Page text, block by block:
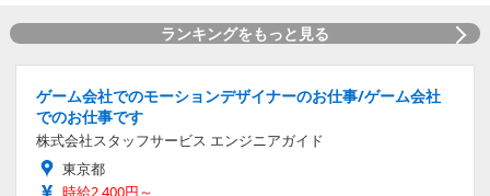
ランキングをもっと見る
ゲーム会社でのモーションデザイナーのお仕事/ゲーム会社
でのお仕事です
株式会社スタッフサービス エンジニアガイド
東京都
時給2,400円～